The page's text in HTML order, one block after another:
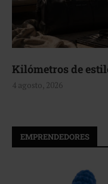
Kilómetros de
4 agosto, 2026
EMPRENDEDORES